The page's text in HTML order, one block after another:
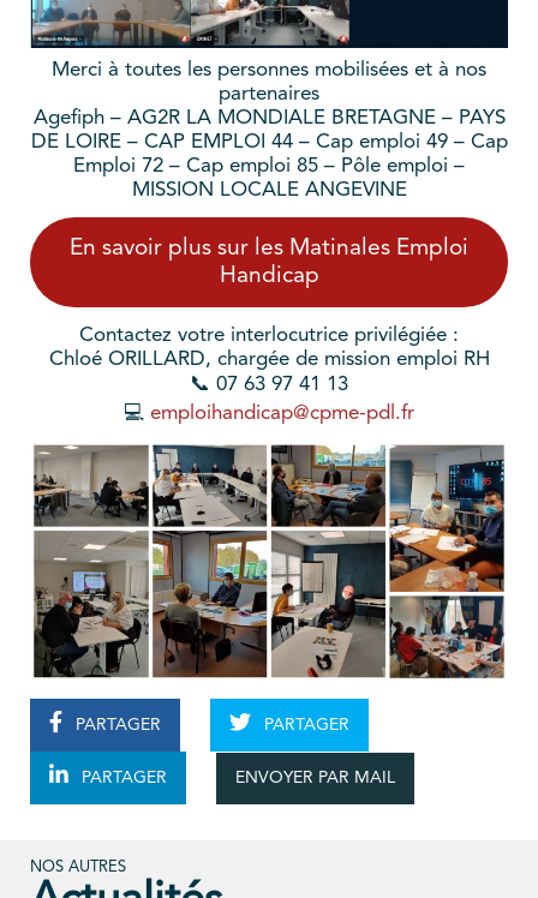
Merci à toutes les personnes mobilisées et à nos
partenaires
Agefiph – AG2R LA MONDIALE BRETAGNE – PAYS
DE LOIRE – CAP EMPLOI 44 – Cap emploi 49 – Cap
Emploi 72 – Cap emploi 85 – Pôle emploi –
MISSION LOCALE ANGEVINE
En savoir plus sur les Matinales Emploi
Handicap
Contactez votre interlocutrice privilégiée :
Chloé ORILLARD, chargée de mission emploi RH
📞 07 63 97 41 13
💻 emploihandicap@cpme-pdl.fr
PARTAGER PARTAGER
PARTAGER ENVOYER PAR MAIL
NOS AUTRES